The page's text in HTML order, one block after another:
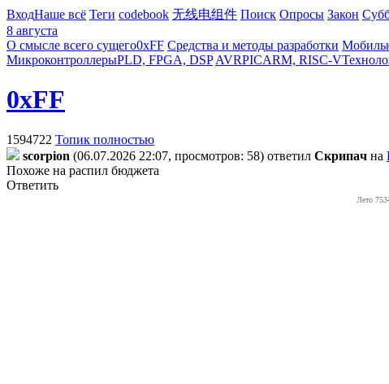
ВходНаше всё Теги codebook 无线电组件 Поиск Опросы Закон
8 августа
О смысле всего сущего0xFF Средства и методы разработки
МикроконтроллерыPLD, FPGA, DSP AVRPICARM, RISC-V
0xFF
1594722 Топик полностью
scorpion (06.07.2026 22:07, просмотров: 58) ответил Cкpипaч на
Похоже на распил бюджета
Ответить
Лето